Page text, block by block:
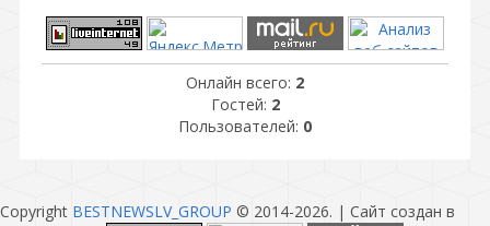
Онлайн всего: 2
Гостей: 2
Пользователей: 0
Copyright BESTNEWSLV_GROUP © 2014-2026. | Сайт создан в